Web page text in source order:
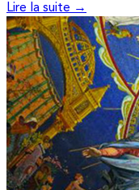
Lire la suite →